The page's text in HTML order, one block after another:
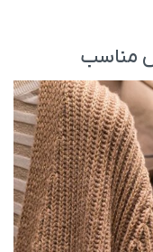
مناسب